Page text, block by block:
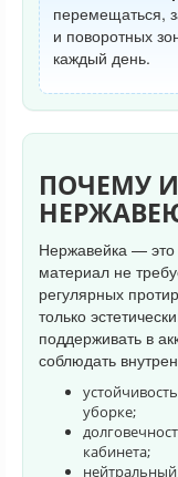
перемещаться,
и поворотных
каждый день.
ПОЧЕМУ
Нержавейка — это
материал не
регулярных
только
поддерживать в
соблюдать
уборке;
кабинета;